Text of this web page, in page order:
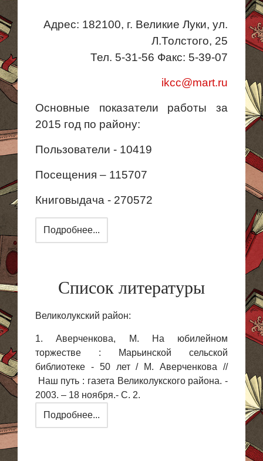
Адрес: 182100, г. Великие Луки, ул.
Л.Толстого, 25
Тел. 5-31-56 Факс: 5-39-07
ikcc@mart.ru
Основные показатели работы за
2015 год по району:
Пользователи - 10419
Посещения – 115707
Книговыдача - 270572
Подробнее...
Список литературы
Великолукский район:
1. Аверченкова, М. На юбилейном
торжестве : Марьинской сельской
библиотеке - 50 лет / М. Аверченкова //
Наш путь : газета Великолукского района. -
2003. – 18 ноября.- С. 2.
Подробнее...